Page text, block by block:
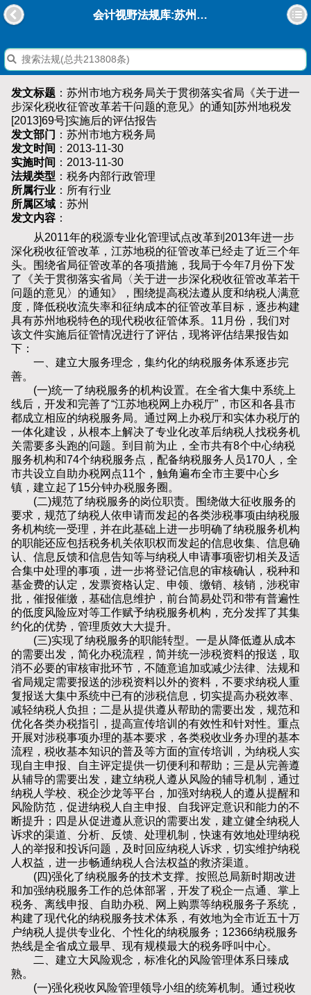
会计视野法规库:苏州市地方税务局关于贯彻落实省局《关于进一步深化税收征管改革若干问题的意见》的通知[苏州地税发[2013]69号]实施后的评估报告
发文标题 ：苏州市地方税务局关于贯彻落实省局《关于进一
步深化税收征管改革若干问题的意见》的通知[苏州地税发
[2013]69号]实施后的评估报告
发文部门 ：苏州市地方税务局
发文时间 ：2013-11-30
实施时间 ：2013-11-30
法规类型 ：税务内部行政管理
所属行业 ：所有行业
所属区域 ：苏州
发文内容 ：
从2011年的税源专业化管理试点改革到2013年进一步
深化税收征管改革，江苏地税的征管改革已经走了近三个年
头。围绕省局征管改革的各项措施，我局于今年7月份下发
了《关于贯彻落实省局〈关于进一步深化税收征管改革若干
问题的意见〉的通知》，围绕提高税法遵从度和纳税人满意
度，降低税收流失率和征纳成本的征管改革目标，逐步构建
具有苏州地税特色的现代税收征管体系。11月份，我们对
该文件实施后征管情况进行了评估，现将评估结果报告如
下：
一、建立大服务理念，集约化的纳税服务体系逐步完
善。
(一)统一了纳税服务的机构设置。在全省大集中系统上
线后，开发和完善了“江苏地税网上办税厅”，市区和各县市
都成立相应的纳税服务局。通过网上办税厅和实体办税厅的
一体化建设，从根本上解决了专业化改革后纳税人找税务机
关需要多头跑的问题。到目前为止，全市共有8个中心纳税
服务机构和74个纳税服务点，配备纳税服务人员170人，全
市共设立自助办税网点11个，触角遍布全市主要中心乡
镇，建立起了15分钟办税服务圈。
(二)规范了纳税服务的岗位职责。围绕做大征收服务的
要求，规范了纳税人依申请而发起的各类涉税事项由纳税服
务机构统一受理，并在此基础上进一步明确了纳税服务机构
的职能还应包括税务机关依职权而发起的信息收集、信息确
认、信息反馈和信息告知等与纳税人申请事项密切相关及适
合集中处理的事项，进一步将登记信息的审核确认，税种和
基金费的认定，发票资格认定、申领、缴销、核销，涉税审
批，催报催缴，基础信息维护，前台简易处罚和带有普遍性
的低度风险应对等工作赋予纳税服务机构，充分发挥了其集
约化的优势，管理质效大大提升。
(三)实现了纳税服务的职能转型。一是从降低遵从成本
的需要出发，简化办税流程，简并统一涉税资料的报送，取
消不必要的审核审批环节，不随意追加或减少法律、法规和
省局规定需要报送的涉税资料以外的资料，不要求纳税人重
复报送大集中系统中已有的涉税信息，切实提高办税效率、
减轻纳税人负担；二是从提供遵从帮助的需要出发，规范和
优化各类办税指引，提高宣传培训的有效性和针对性。重点
开展对涉税事项办理的基本要求，各类税收业务办理的基本
流程，税收基本知识的普及等方面的宣传培训，为纳税人实
现自主申报、自主评定提供一切便利和帮助；三是从完善遵
从辅导的需要出发，建立纳税人遵从风险的辅导机制，通过
纳税人学校、税企沙龙等平台，加强对纳税人的遵从提醒和
风险防范，促进纳税人自主申报、自我评定意识和能力的不
断提升；四是从促进遵从意识的需要出发，建立健全纳税人
诉求的渠道、分析、反馈、处理机制，快速有效地处理纳税
人的举报和投诉问题，及时回应纳税人诉求，切实维护纳税
人权益，进一步畅通纳税人合法权益的救济渠道。
(四)强化了纳税服务的技术支撑。按照总局新时期改进
和加强纳税服务工作的总体部署，开发了税企一点通、掌上
税务、离线申报、自助办税、网上购票等纳税服务子系统，
构建了现代化的纳税服务技术体系，有效地为全市近五十万
户纳税人提供专业化、个性化的纳税服务；12366纳税服务
热线是全省成立最早、现有规模最大的税务呼叫中心。
二、建立大风险观念，标准化的风险管理体系日臻成
熟。
(一)强化税收风险管理领导小组的统筹机制。通过税收